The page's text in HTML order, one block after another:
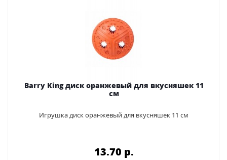
Barry King диск оранжевый для вкусняшек 11
см
Игрушка диск оранжевый для вкусняшек 11 см
13.70 p.